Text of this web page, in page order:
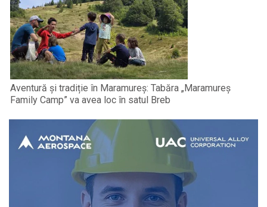
Aventură și tradiție în Maramureș: Tabăra „Maramureș
Family Camp” va avea loc în satul Breb